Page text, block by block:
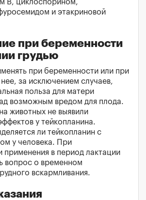
В, циклоспорином,
и этакриновой
грудью
при беременности или при
за исключением случаев,
польза для матери
возможным вредом для плода.
животных не выявили
у тейкопланина.
ли тейкопланин с
у человека. При
применения в период лактации
вопрос о временном
вскармливания.